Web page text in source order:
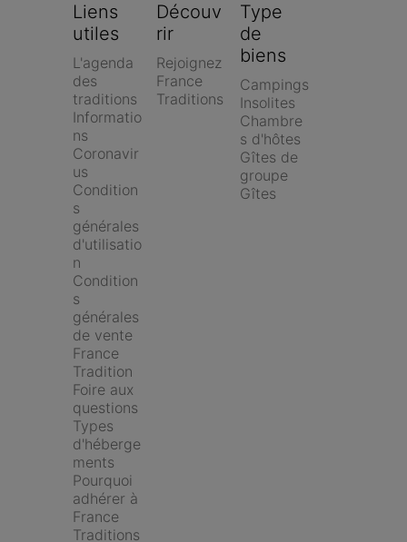
Liens
utiles
L'agenda
des
traditions
Informatio
ns
Coronavir
us
Condition
s
générales
d'utilisatio
n
Condition
s
générales
de vente
France
Tradition
Foire aux
questions
Types
d'héberge
ments
Pourquoi
adhérer à
France
Traditions
Découv
rir
Rejoignez
France
Traditions
Type
de
biens
Campings
Insolites
Chambre
s d'hôtes
Gîtes de
groupe
Gîtes